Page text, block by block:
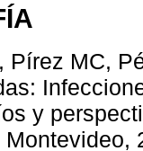
Pírez MC,
y
Montevideo,